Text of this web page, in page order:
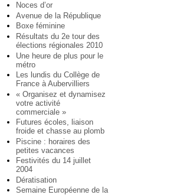
Noces d’or
Avenue de la République
Boxe féminine
Résultats du 2e tour des
élections régionales 2010
Une heure de plus pour le
métro
Les lundis du Collège de
France à Aubervilliers
« Organisez et dynamisez
votre activité
commerciale »
Futures écoles, liaison
froide et chasse au plomb
Piscine : horaires des
petites vacances
Festivités du 14 juillet
2004
Dératisation
Semaine Européenne de la